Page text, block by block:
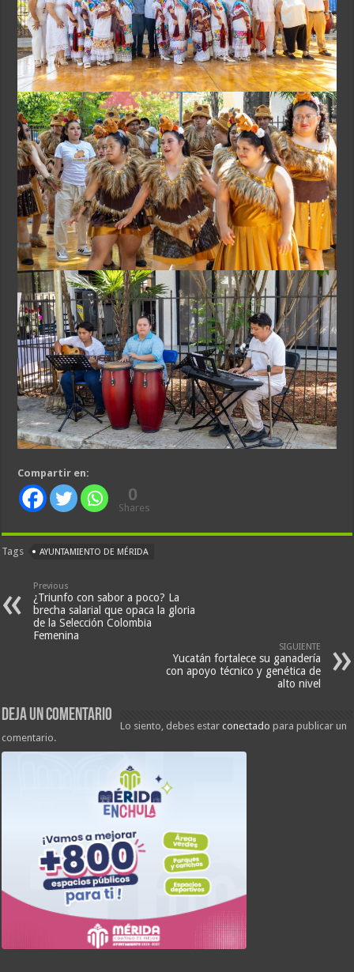
Compartir en:
0
Shares
Tags AYUNTAMIENTO DE MÉRIDA
Previous
¿Triunfo con sabor a poco? La
brecha salarial que opaca la gloria
de la Selección Colombia
Femenina
SIGUIENTE
Yucatán fortalece su ganadería
con apoyo técnico y genética de
alto nivel
Deja un comentario
Lo siento, debes estarconectado para publicar un
comentario.